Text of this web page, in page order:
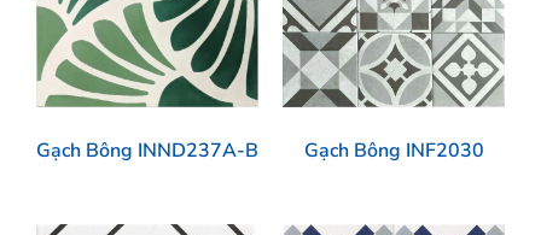
Gạch Bông INND237A-B Gạch Bông INF2030